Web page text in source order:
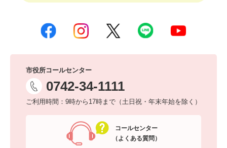
市役所コールセンター
0742-34-1111
ご利用時間：9時から17時まで（土日祝・年末年始を除く）
コールセンター
（よくある質問）